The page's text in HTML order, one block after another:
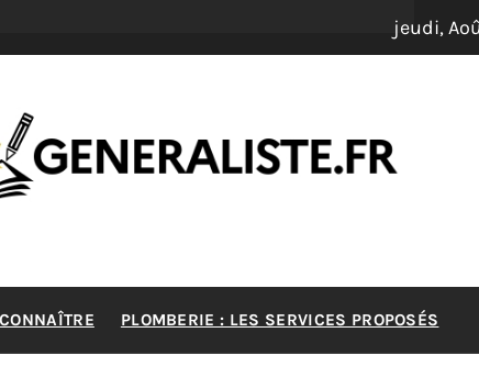
jeudi,
PLOMBERIE : LES SERVICES PROPOSÉS